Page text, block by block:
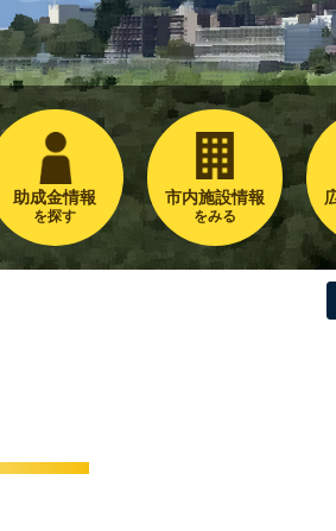
助成金情報
を探す
市内施設情報
をみる